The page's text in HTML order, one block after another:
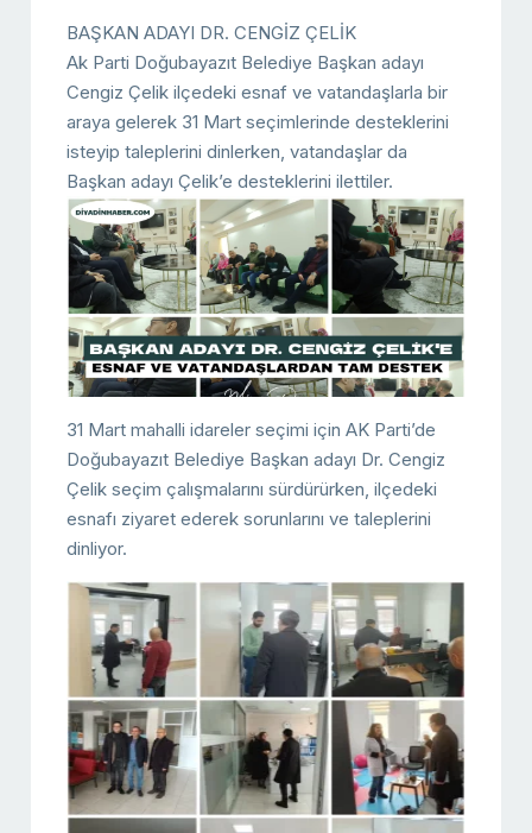
BAŞKAN ADAYI DR. CENGİZ ÇELİK
Ak Parti Doğubayazıt Belediye Başkan adayı
Cengiz Çelik ilçedeki esnaf ve vatandaşlarla bir
araya gelerek 31 Mart seçimlerinde desteklerini
isteyip taleplerini dinlerken, vatandaşlar da
Başkan adayı Çelik’e desteklerini ilettiler.
31 Mart mahalli idareler seçimi için AK Parti’de
Doğubayazıt Belediye Başkan adayı Dr. Cengiz
Çelik seçim çalışmalarını sürdürürken, ilçedeki
esnafı ziyaret ederek sorunlarını ve taleplerini
dinliyor.